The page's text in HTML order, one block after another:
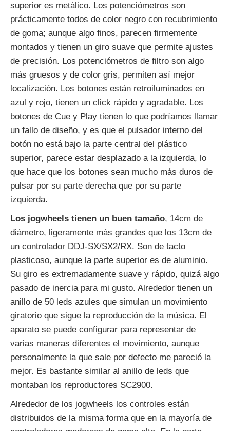
superior es metálico. Los potenciómetros son
prácticamente todos de color negro con recubrimiento
de goma; aunque algo finos, parecen firmemente
montados y tienen un giro suave que permite ajustes
de precisión. Los potenciómetros de filtro son algo
más gruesos y de color gris, permiten así mejor
localización. Los botones están retroiluminados en
azul y rojo, tienen un click rápido y agradable. Los
botones de Cue y Play tienen lo que podríamos llamar
un fallo de diseño, y es que el pulsador interno del
botón no está bajo la parte central del plástico
superior, parece estar desplazado a la izquierda, lo
que hace que los botones sean mucho más duros de
pulsar por su parte derecha que por su parte
izquierda.
Los jogwheels tienen un buen tamaño, 14cm de
diámetro, ligeramente más grandes que los 13cm de
un controlador DDJ-SX/SX2/RX. Son de tacto
plasticoso, aunque la parte superior es de aluminio.
Su giro es extremadamente suave y rápido, quizá algo
pasado de inercia para mi gusto. Alrededor tienen un
anillo de 50 leds azules que simulan un movimiento
giratorio que sigue la reproducción de la música. El
aparato se puede configurar para representar de
varias maneras diferentes el movimiento, aunque
personalmente la que sale por defecto me pareció la
mejor. Es bastante similar al anillo de leds que
montaban los reproductores SC2900.
Alrededor de los jogwheels los controles están
distribuidos de la misma forma que en la mayoría de